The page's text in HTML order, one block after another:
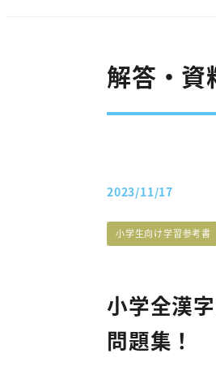
解答・資
小学全漢
問題集！
投稿日
2023/11/17
解答・資料カテゴリー
小学生向け学習参考書